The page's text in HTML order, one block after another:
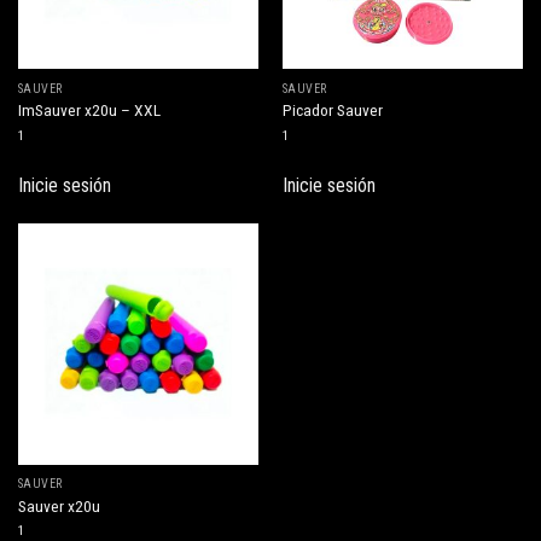
SAUVER
ImSauver x20u – XXL
1
Inicie sesión
SAUVER
Picador Sauver
1
Inicie sesión
SAUVER
Sauver x20u
1